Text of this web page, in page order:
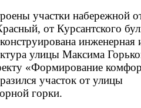
участки набережной
от Курсантского
инженерная
улицы Максима
«Формирование
участок от улицы
горки.